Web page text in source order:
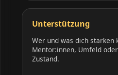
Unterstützung
Wer und was dich stärken
Mentor:innen, Umfeld
Zustand.